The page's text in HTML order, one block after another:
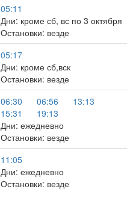
05:11
Дни: кроме сб, вс по 3 октября
Остановки: везде
05:17
Дни: кроме сб,вск
Остановки: везде
06:30
06:56
13:13
15:31
19:13
Дни: ежедневно
Остановки: везде
11:05
Дни: ежедневно
Остановки: везде